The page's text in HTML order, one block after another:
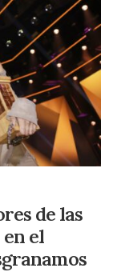
de las
el